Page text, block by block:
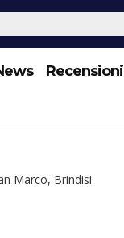
Recensioni
Marco, Brindisi